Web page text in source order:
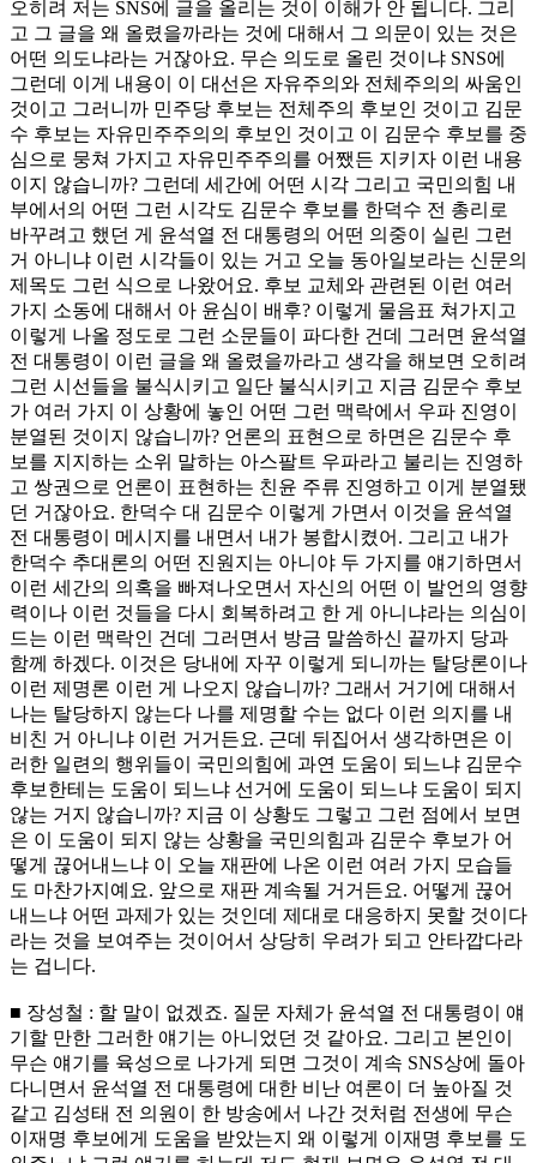
오히려 저는 SNS에 글을 올리는 것이 이해가 안 됩니다. 그리
고 그 글을 왜 올렸을까라는 것에 대해서 그 의문이 있는 것은
어떤 의도냐라는 거잖아요. 무슨 의도로 올린 것이냐 SNS에
그런데 이게 내용이 이 대선은 자유주의와 전체주의의 싸움인
것이고 그러니까 민주당 후보는 전체주의 후보인 것이고 김문
수 후보는 자유민주주의의 후보인 것이고 이 김문수 후보를 중
심으로 뭉쳐 가지고 자유민주주의를 어쨌든 지키자 이런 내용
이지 않습니까? 그런데 세간에 어떤 시각 그리고 국민의힘 내
부에서의 어떤 그런 시각도 김문수 후보를 한덕수 전 총리로
바꾸려고 했던 게 윤석열 전 대통령의 어떤 의중이 실린 그런
거 아니냐 이런 시각들이 있는 거고 오늘 동아일보라는 신문의
제목도 그런 식으로 나왔어요. 후보 교체와 관련된 이런 여러
가지 소동에 대해서 아 윤심이 배후? 이렇게 물음표 쳐가지고
이렇게 나올 정도로 그런 소문들이 파다한 건데 그러면 윤석열
전 대통령이 이런 글을 왜 올렸을까라고 생각을 해보면 오히려
그런 시선들을 불식시키고 일단 불식시키고 지금 김문수 후보
가 여러 가지 이 상황에 놓인 어떤 그런 맥락에서 우파 진영이
분열된 것이지 않습니까? 언론의 표현으로 하면은 김문수 후
보를 지지하는 소위 말하는 아스팔트 우파라고 불리는 진영하
고 쌍권으로 언론이 표현하는 친윤 주류 진영하고 이게 분열됐
던 거잖아요. 한덕수 대 김문수 이렇게 가면서 이것을 윤석열
전 대통령이 메시지를 내면서 내가 봉합시켰어. 그리고 내가
한덕수 추대론의 어떤 진원지는 아니야 두 가지를 얘기하면서
이런 세간의 의혹을 빠져나오면서 자신의 어떤 이 발언의 영향
력이나 이런 것들을 다시 회복하려고 한 게 아니냐라는 의심이
드는 이런 맥락인 건데 그러면서 방금 말씀하신 끝까지 당과
함께 하겠다. 이것은 당내에 자꾸 이렇게 되니까는 탈당론이나
이런 제명론 이런 게 나오지 않습니까? 그래서 거기에 대해서
나는 탈당하지 않는다 나를 제명할 수는 없다 이런 의지를 내
비친 거 아니냐 이런 거거든요. 근데 뒤집어서 생각하면은 이
러한 일련의 행위들이 국민의힘에 과연 도움이 되느냐 김문수
후보한테는 도움이 되느냐 선거에 도움이 되느냐 도움이 되지
않는 거지 않습니까? 지금 이 상황도 그렇고 그런 점에서 보면
은 이 도움이 되지 않는 상황을 국민의힘과 김문수 후보가 어
떻게 끊어내느냐 이 오늘 재판에 나온 이런 여러 가지 모습들
도 마찬가지예요. 앞으로 재판 계속될 거거든요. 어떻게 끊어
내느냐 어떤 과제가 있는 것인데 제대로 대응하지 못할 것이다
라는 것을 보여주는 것이어서 상당히 우려가 되고 안타깝다라
는 겁니다.
■ 장성철 : 할 말이 없겠죠. 질문 자체가 윤석열 전 대통령이 얘
기할 만한 그러한 얘기는 아니었던 것 같아요. 그리고 본인이
무슨 얘기를 육성으로 나가게 되면 그것이 계속 SNS상에 돌아
다니면서 윤석열 전 대통령에 대한 비난 여론이 더 높아질 것
같고 김성태 전 의원이 한 방송에서 나간 것처럼 전생에 무슨
이재명 후보에게 도움을 받았는지 왜 이렇게 이재명 후보를 도